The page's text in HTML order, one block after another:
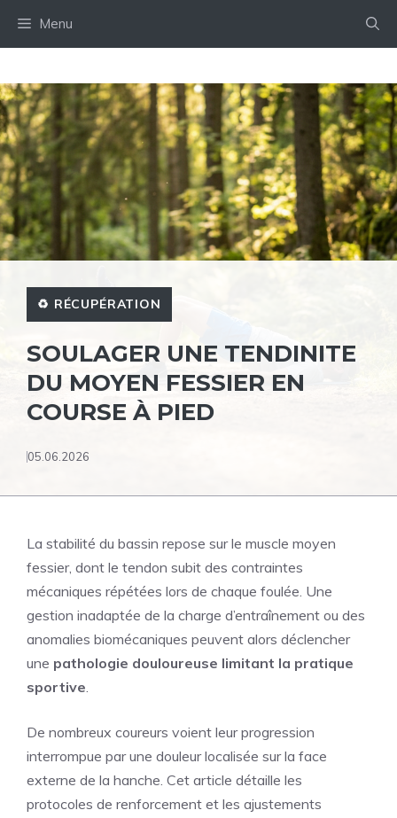
Menu
♻️ RÉCUPÉRATION
SOULAGER UNE TENDINITE
DU MOYEN FESSIER EN
COURSE À PIED
05.06.2026
La stabilité du bassin repose sur le muscle moyen
fessier, dont le tendon subit des contraintes
mécaniques répétées lors de chaque foulée. Une
gestion inadaptée de la charge d’entraînement ou des
anomalies biomécaniques peuvent alors déclencher
une pathologie douloureuse limitant la pratique
sportive.
De nombreux coureurs voient leur progression
interrompue par une douleur localisée sur la face
externe de la hanche. Cet article détaille les
protocoles de renforcement et les ajustements